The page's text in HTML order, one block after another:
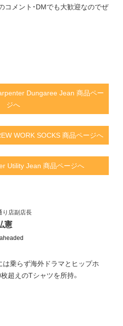
コメント・DMでも大歓迎なのでぜ
Dungaree Jean 商品ペー
ジへ
WORK SOCKS 商品ページへ
Utility Jean 商品ページへ
り店副店長
憲
は乗らず海外ドラマとヒップホ
超えのTシャツを所持。